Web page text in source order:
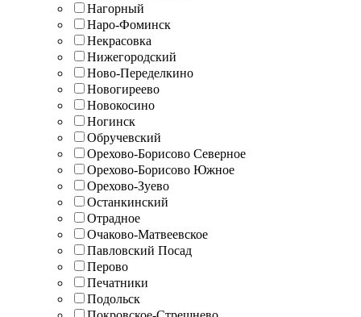
Нагорный
Наро-Фоминск
Некрасовка
Нижегородский
Ново-Переделкино
Новогиреево
Новокосино
Ногинск
Обручевский
Орехово-Борисово Северное
Орехово-Борисово Южное
Орехово-Зуево
Останкинский
Отрадное
Очаково-Матвеевское
Павловский Посад
Перово
Печатники
Подольск